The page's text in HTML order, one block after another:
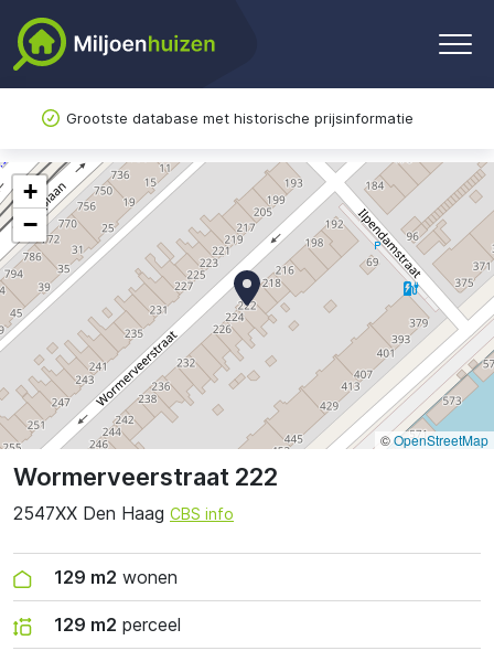
Grootste database met historische prijsinformatie
Wormerveerstraat 222
2547XX Den Haag CBS info
129 m2 wonen
129 m2 perceel
+
−
©OpenStreetMap